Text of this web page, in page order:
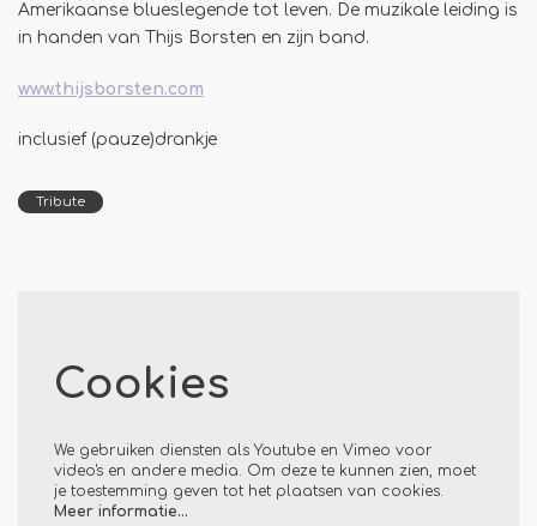
Amerikaanse blueslegende tot leven. De muzikale leiding is
in handen van Thijs Borsten en zijn band.
www.thijsborsten.com
inclusief (pauze)drankje
Tribute
Cookies
We gebruiken diensten als Youtube en Vimeo voor
video's en andere media. Om deze te kunnen zien, moet
je toestemming geven tot het plaatsen van cookies.
Meer informatie…